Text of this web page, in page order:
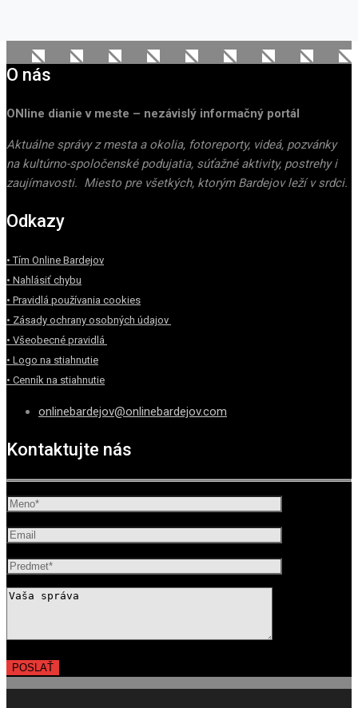
O nás
ONline dianie v meste – nezávislý informačný portál
Aktuálne správy z mesta a okolia, fotoreporty, videá, pozvánky
na kultúrno-spoločenské podujatia, súťažné aktivity, postrehy i
zaujímavosti. Miesto pre všetkých, ktorým Bardejov leží v srdci.
Odkazy
• Tím Online Bardejov
• Nahlásiť chybu
• Pravidlá používania cookies
• Zásady ochrany osobných údajov
• Všeobecné pravidlá
• Logo na stiahnutie
• Cenník na stiahnutie
onlinebardejov@onlinebardejov.com
Kontaktujte nás